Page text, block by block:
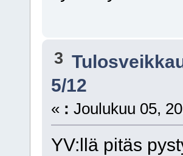
3
5/12
« : Joulukuu 05,
YV:llä pitäs